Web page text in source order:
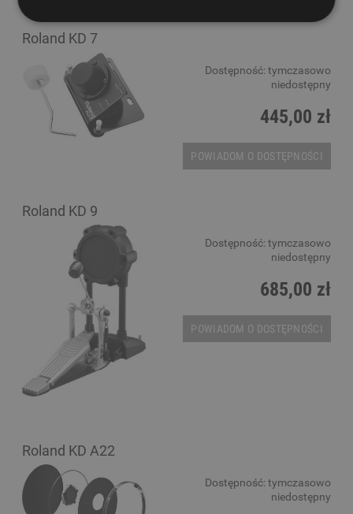
Roland KD 7
Dostępność: tymczasowo
niedostępny
445,00 zł
POWIADOM O DOSTĘPNOŚCI
Roland KD 9
Dostępność: tymczasowo
niedostępny
685,00 zł
POWIADOM O DOSTĘPNOŚCI
Roland KD A22
Dostępność: tymczasowo
niedostępny